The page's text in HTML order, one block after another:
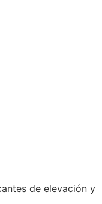
de elevación y